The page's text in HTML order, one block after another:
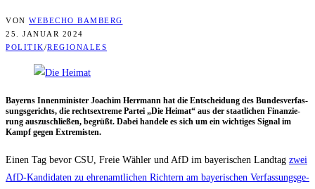
VON WEBECHO BAMBERG
25. JANUAR 2024
POLITIK/REGIONALES
Bay­erns Innen­mi­nis­ter Joa­chim Herr­mann hat die Ent­schei­dung des Bun­des­ver­fas­
sungs­ge­richts, die rechts­extre­me Par­tei „Die Hei­mat“ aus der staat­li­chen Finan­zie­
rung aus­zu­schlie­ßen, begrüßt. Dabei han­de­le es sich um ein wich­ti­ges Signal im
Kampf gegen Extremisten.
Einen Tag bevor CSU, Freie Wäh­ler und AfD im baye­ri­schen Land­tag zwei
AfD-Kan­di­da­ten zu ehren­amt­li­chen Rich­tern am baye­ri­schen Ver­fas­sungs­ge­